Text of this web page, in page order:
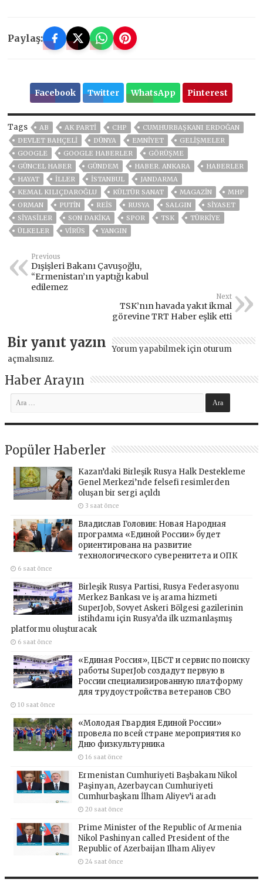
Paylaş:
Facebook Twitter WhatsApp Pinterest
Tags AB AK PARTİ CHP
CUMHURBAŞKANI ERDOĞAN
DEVLET BAHÇELİ
DÜNYA EMNİYET
GELIŞMELER
GOOGLE
GOOGLE HABERLER
GÖRÜŞME
GÜNCEL HABER
GÜNDEM HABER. ANKARA
HABERLER
HAYAT
İLLER ISTANBUL
JANDARMA
KEMAL KILIÇDAROĞLU
KÜLTÜR SANAT MAGAZİN
MHP
ORMAN
PUTIN REİS RUSYA SALGIN
SİYASET
SİYASİLER
SON DAKIKA SPOR TSK
TÜRKİYE
ÜLKELER
VIRÜS YANGIN
Previous
Dışişleri Bakanı Çavuşoğlu,
“Ermenistan’ın yaptığı kabul
edilemez
Next
TSK’nın havada yakıt ikmal
görevine TRT Haber eşlik etti
Bir yanıt yazın Yorum yapabilmek için oturum
açmalısınız.
Haber Arayın
Popüler Haberler
Kazan’daki Birleşik Rusya Halk Destekleme
Genel Merkezi’nde felsefi resimlerden
oluşan bir sergi açıldı
3 saat önce
Владислав Головин: Новая Народная
программа «Единой России» будет
ориентирована на развитие
технологического суверенитета и ОПК
6 saat önce
Birleşik Rusya Partisi, Rusya Federasyonu
Merkez Bankası ve iş arama hizmeti
SuperJob, Sovyet Askeri Bölgesi gazilerinin
istihdamı için Rusya’da ilk uzmanlaşmış
platformu oluşturacak
6 saat önce
«Единая Россия», ЦБСТ и сервис по поиску
работы SuperJob создадут первую в
России специализированную платформу
для трудоустройства ветеранов СВО
10 saat önce
«Молодая Гвардия Единой России»
провела по всей стране мероприятия ко
Дню физкультурника
16 saat önce
Ermenistan Cumhuriyeti Başbakanı Nikol
Paşinyan, Azerbaycan Cumhuriyeti
Cumhurbaşkanı İlham Aliyev’i aradı
20 saat önce
Prime Minister of the Republic of Armenia
Nikol Pashinyan called President of the
Republic of Azerbaijan Ilham Aliyev
24 saat önce